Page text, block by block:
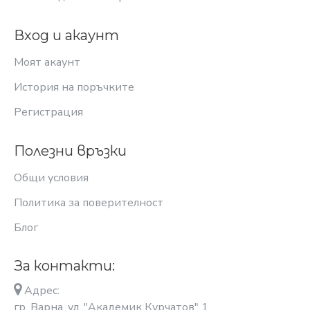
Вход и акаунт
Моят акаунт
История на поръчките
Регистрация
Полезни връзки
Общи условия
Политика за поверителност
Блог
За контакти:
Адрес: